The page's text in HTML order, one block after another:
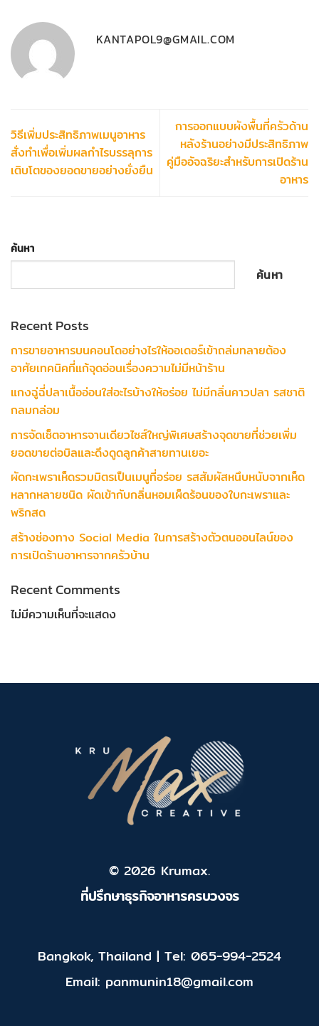
KANTAPOL9@GMAIL.COM
วิธีเพิ่มประสิทธิภาพเมนูอาหาร
สั่งทำเพื่อเพิ่มผลกำไรบรรลุการ
เติบโตของยอดขายอย่างยั่งยืน
การออกแบบผังพื้นที่ครัวด้าน
หลังร้านอย่างมีประสิทธิภาพ
คู่มืออัจฉริยะสำหรับการเปิดร้าน
อาหาร
ค้นหา
ค้นหา
Recent Posts
การขายอาหารบนคอนโดอย่างไรให้ออเดอร์เข้าถล่มทลายต้อง
อาศัยเทคนิคที่แก้จุดอ่อนเรื่องความไม่มีหน้าร้าน
แกงฉู่ฉี่ปลาเนื้ออ่อนใส่อะไรบ้างให้อร่อย ไม่มีกลิ่นคาวปลา รสชาติ
กลมกล่อม
การจัดเซ็ตอาหารจานเดียวไซส์ใหญ่พิเศษสร้างจุดขายที่ช่วยเพิ่ม
ยอดขายต่อบิลและดึงดูดลูกค้าสายทานเยอะ
ผัดกะเพราเห็ดรวมมิตรเป็นเมนูที่อร่อย รสสัมผัสหนึบหนับจากเห็ด
หลากหลายชนิด ผัดเข้ากับกลิ่นหอมเผ็ดร้อนของใบกะเพราและ
พริกสด
สร้างช่องทาง Social Media ในการสร้างตัวตนออนไลน์ของ
การเปิดร้านอาหารจากครัวบ้าน
Recent Comments
ไม่มีความเห็นที่จะแสดง
© 2026 Krumax.
ที่ปรึกษาธุรกิจอาหารครบวงจร
Bangkok, Thailand | Tel: 065-994-2524
Email: panmunin18@gmail.com